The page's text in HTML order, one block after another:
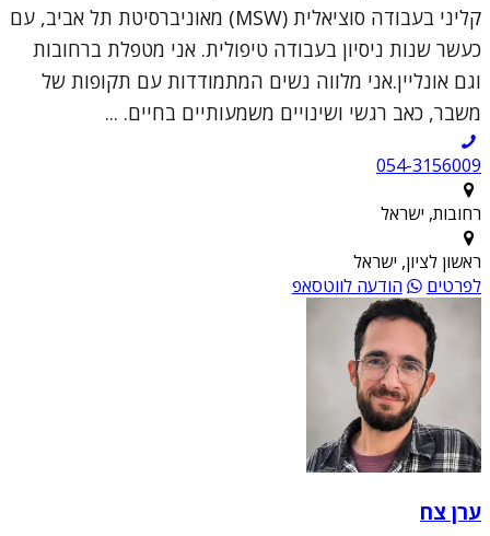
קליני בעבודה סוציאלית (MSW) מאוניברסיטת תל אביב, עם
כעשר שנות ניסיון בעבודה טיפולית. אני מטפלת ברחובות
וגם אונליין.אני מלווה נשים המתמודדות עם תקופות של
משבר, כאב רגשי ושינויים משמעותיים בחיים. ...
054-3156009
רחובות, ישראל
ראשון לציון, ישראל
לפרטים
הודעה לווטסאפ
ערן צח